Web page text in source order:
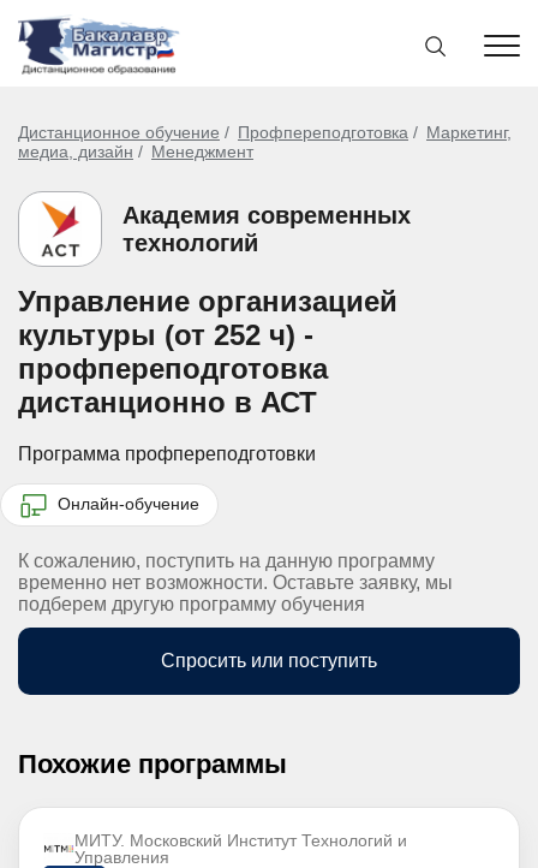
Дистанционное обучение Профпереподготовка
Маркетинг,
медиа, дизайн
Менеджмент
Академия современных
технологий
Управление организацией
культуры (от 252 ч) -
профпереподготовка
дистанционно в АСТ
Программа профпереподготовки
Онлайн-обучение
К сожалению, поступить на данную программу
временно нет возможности. Оставьте заявку, мы
подберем другую программу обучения
Спросить или поступить
Похожие программы
МИТУ. Московский Институт Технологий и
Управления